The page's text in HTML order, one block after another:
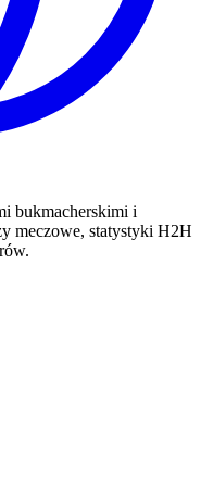
bukmacherskimi i
meczowe, statystyki H2H